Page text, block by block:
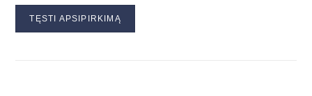
TĘSTI APSIPIRKIMĄ